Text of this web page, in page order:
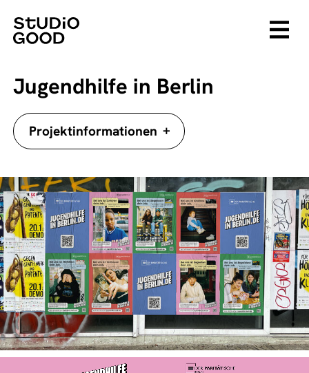
Jugendhilfe in Berlin
Projektinformationen +